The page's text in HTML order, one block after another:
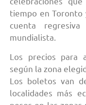
tiempo en Toronto
cuenta
mundialista.
Los precios para
según la zona
Los boletos van
localidades más